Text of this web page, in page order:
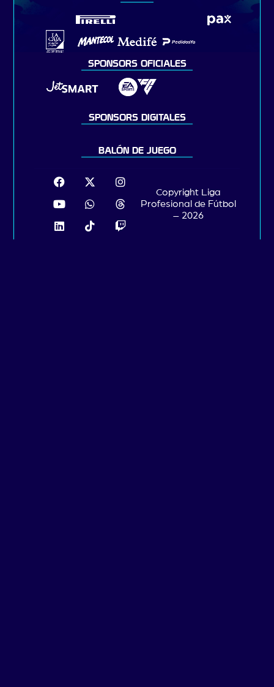
SPONSORS OFICIALES
SPONSORS DIGITALES
BALÓN DE JUEGO
Copyright Liga
Profesional de Fútbol
– 2026